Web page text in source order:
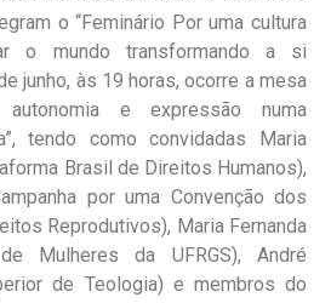
o “Feminário Por uma cultura
o mundo transformando a si
junho, às 19 horas, ocorre a mesa
e expressão numa
tendo como convidadas Maria
Brasil de Direitos Humanos),
por uma Convenção dos
Reprodutivos), Maria Fernanda
Mulheres da UFRGS), André
de Teologia) e membros do